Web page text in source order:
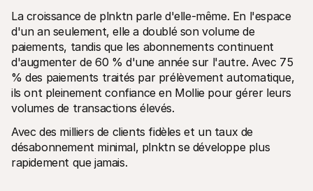
La croissance de plnktn parle d'elle-même. En l'espace
d'un an seulement, elle a doublé son volume de
paiements, tandis que les abonnements continuent
d'augmenter de 60 % d'une année sur l'autre. Avec 75
% des paiements traités par prélèvement automatique,
ils ont pleinement confiance en Mollie pour gérer leurs
volumes de transactions élevés.
Avec des milliers de clients fidèles et un taux de
désabonnement minimal, plnktn se développe plus
rapidement que jamais.